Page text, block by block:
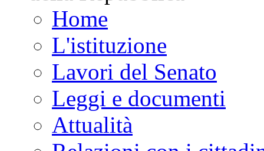
Notizie
Comunicati
Discorsi
Foto/Video
Il Senato
della Repubblica